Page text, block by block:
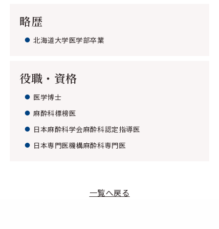
略歴
北海道大学医学部卒業
役職・資格
医学博士
麻酔科標榜医
日本麻酔科学会麻酔科認定指導医
日本専門医機構麻酔科専門医
一覧へ戻る